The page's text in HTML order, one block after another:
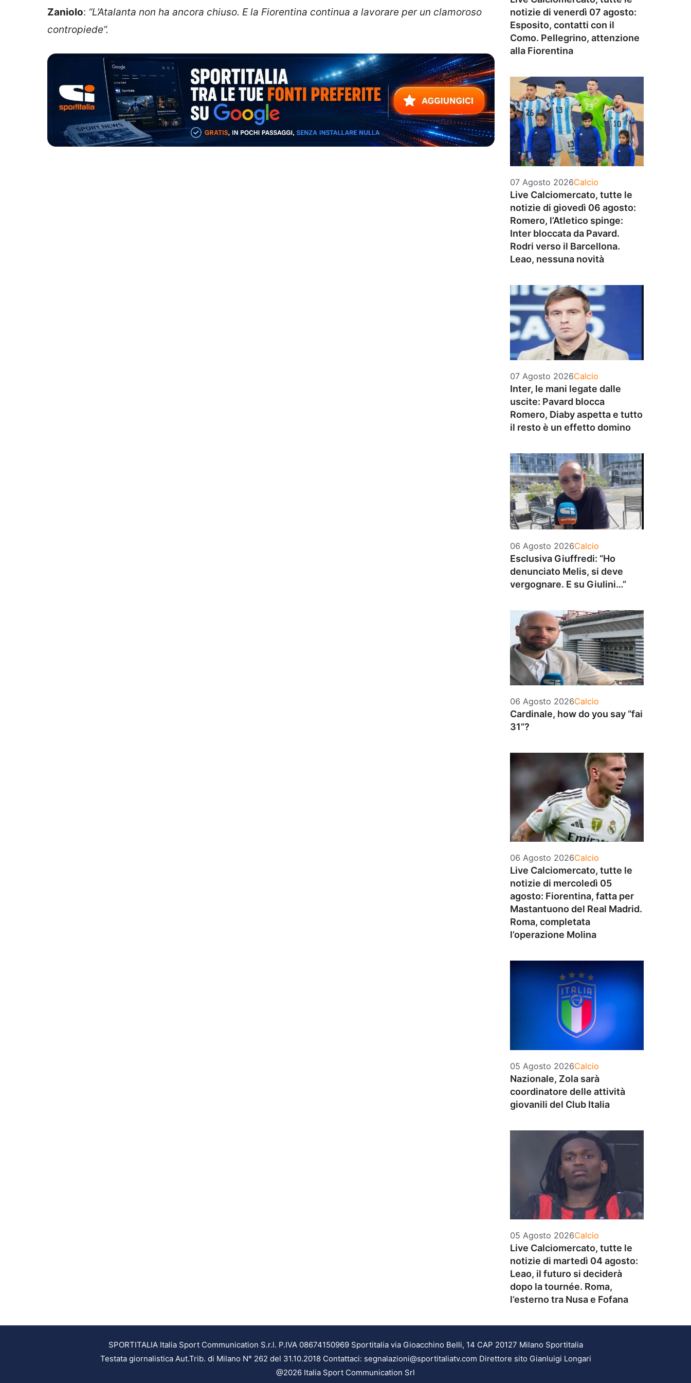
Zaniolo: “L’Atalanta non ha ancora chiuso. E la Fiorentina continua a lavorare per un clamoroso
contropiede”.
notizie di venerdì 07 agosto:
Esposito, contatti con il
Como. Pellegrino, attenzione
alla Fiorentina
07 Agosto 2026Categorie
Calcio
Live Calciomercato, tutte le
notizie di giovedì 06 agosto:
Romero, l’Atletico spinge:
Inter bloccata da Pavard.
Rodri verso il Barcellona.
Leao, nessuna novità
07 Agosto 2026Categorie
Calcio
Inter, le mani legate dalle
uscite: Pavard blocca
Romero, Diaby aspetta e tutto
il resto è un effetto domino
06 Agosto 2026Categorie
Calcio
Esclusiva Giuffredi: “Ho
denunciato Melis, si deve
vergognare. E su Giulini…”
06 Agosto 2026Categorie
Calcio
Cardinale, how do you say “fai
31”?
06 Agosto 2026Categorie
Calcio
Live Calciomercato, tutte le
notizie di mercoledì 05
agosto: Fiorentina, fatta per
Mastantuono del Real Madrid.
Roma, completata
l’operazione Molina
05 Agosto 2026Categorie
Calcio
Nazionale, Zola sarà
coordinatore delle attività
giovanili del Club Italia
05 Agosto 2026Categorie
Calcio
Live Calciomercato, tutte le
notizie di martedì 04 agosto:
Leao, il futuro si deciderà
dopo la tournée. Roma,
l’esterno tra Nusa e Fofana
SPORTITALIA Italia Sport Communication S.r.l. P.IVA 08674150969 Sportitalia via Gioacchino Belli, 14 CAP 20127 Milano Sportitalia
Testata giornalistica Aut.Trib. di Milano N° 262 del 31.10.2018 Contattaci: segnalazioni@sportitaliatv.com Direttore sito Gianluigi Longari
@2026 Italia Sport Communication Srl